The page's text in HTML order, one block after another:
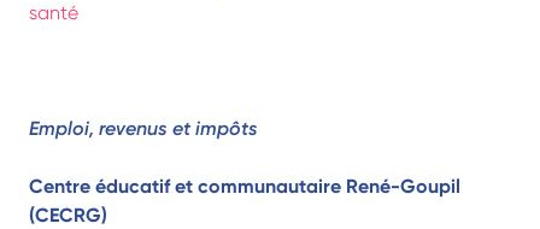
santé
Emploi, revenus et impôts
Centre éducatif et communautaire René-Goupil
(CECRG)